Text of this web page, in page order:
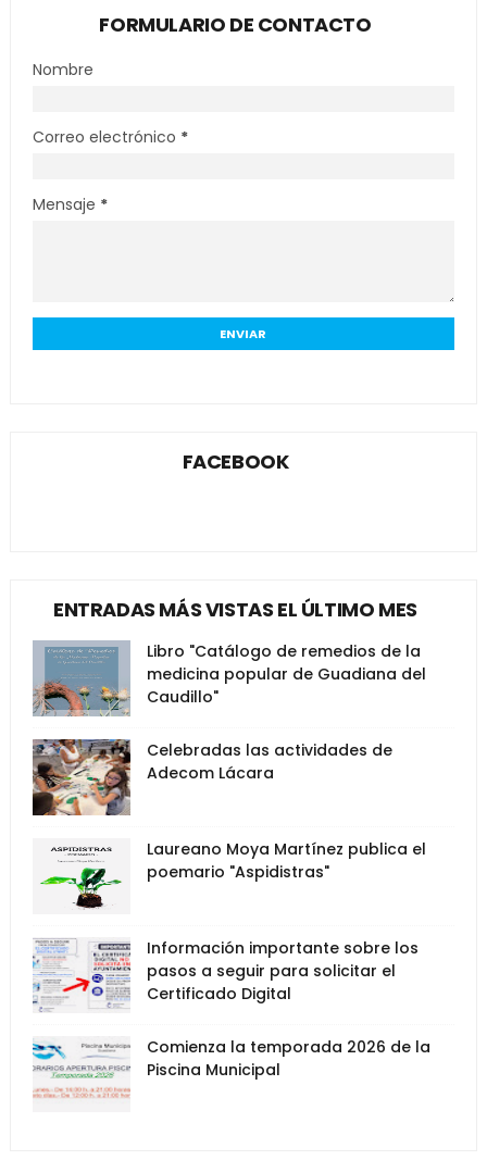
FORMULARIO DE CONTACTO
Nombre
Correo electrónico *
Mensaje *
FACEBOOK
ENTRADAS MÁS VISTAS EL ÚLTIMO MES
Libro "Catálogo de remedios de la
medicina popular de Guadiana del
Caudillo"
Celebradas las actividades de
Adecom Lácara
Laureano Moya Martínez publica el
poemario "Aspidistras"
Información importante sobre los
pasos a seguir para solicitar el
Certificado Digital
Comienza la temporada 2026 de la
Piscina Municipal